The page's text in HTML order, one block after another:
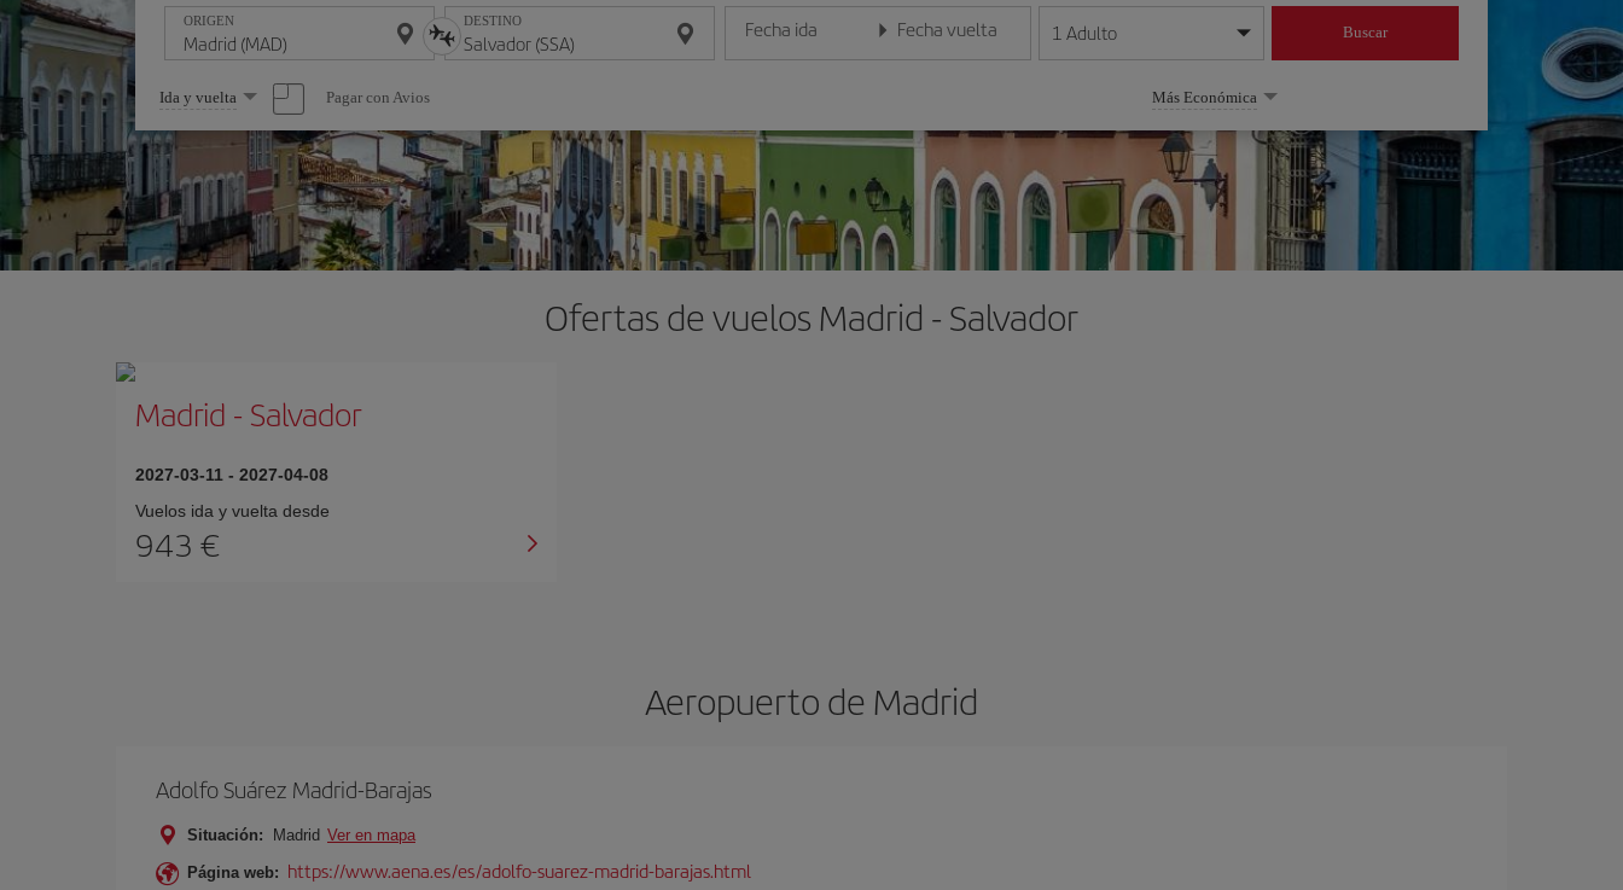
ORIGEN DESTINO Fecha ida
Introduce la fecha en formato día/mes/año
Fecha vuelta
Introduce la fecha en formato día/mes/año
1 Adulto Buscar
Seleccione
una
opción
Ida y vuelta Pagar con Avios Más Económica
Ofertas de vuelos Madrid - Salvador
Madrid - Salvador
2027-03-11 - 2027-04-08
Vuelos ida y vuelta desde
943 €
Aeropuerto de Madrid
Adolfo Suárez Madrid-Barajas
Situación: Madrid Ver en mapa
Página web: https://www.aena.es/es/adolfo-suarez-madrid-barajas.html